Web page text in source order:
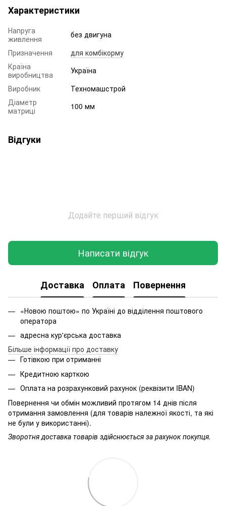
Характеристики
Напруга
живлення
без двигуна
Призначення
для комбікорму
Країна
виробництва
Україна
Виробник
Техномашстрой
Діаметр
матриці
100 мм
Відгуки
Додайте перший відгук
Написати відгук
Доставка Оплата Повернення
«Новою поштою» по Україні до відділення поштового
оператора
адресна кур'єрська доставка
Більше інформації про доставку
Готівкою при отриманні
Кредитною карткою
Оплата на розрахунковий рахунок (реквізити IBAN)
Повернення чи обмін можливий протягом 14 днів після
отримання замовлення (для товарів належної якості, та які
не були у використанні).
Зворотня доставка товарів здійснюється за рахунок покупця.